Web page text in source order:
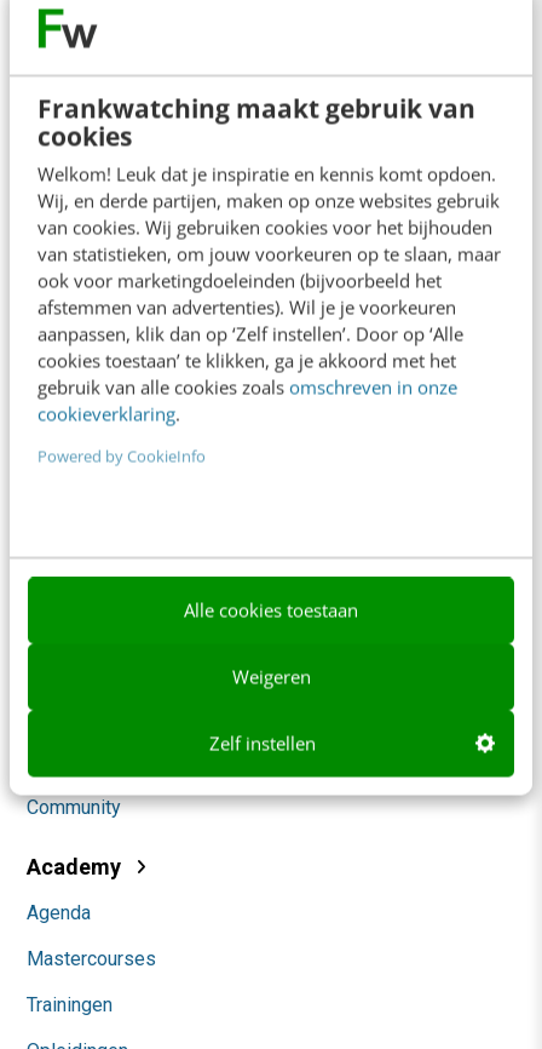
Frankwatching maakt gebruik van
cookies
Welkom! Leuk dat je inspiratie en kennis komt opdoen.
Wij, en derde partijen, maken op onze websites gebruik
van cookies. Wij gebruiken cookies voor het bijhouden
van statistieken, om jouw voorkeuren op te slaan, maar
ook voor marketingdoeleinden (bijvoorbeeld het
afstemmen van advertenties). Wil je je voorkeuren
aanpassen, klik dan op ‘Zelf instellen’. Door op ‘Alle
cookies toestaan’ te klikken, ga je akkoord met het
gebruik van alle cookies zoals omschreven in onze
cookieverklaring.
Powered by CookieInfo
Alle cookies toestaan
Weigeren
Zelf instellen
Meer contactopties
Frankwatching
Adverteren
Contact
Nieuwsbrieven
Over ons
Ons team
Werken bij
Whitepapers
Content & Communicatie
Social
Community
Academy
Agenda
Mastercourses
Trainingen